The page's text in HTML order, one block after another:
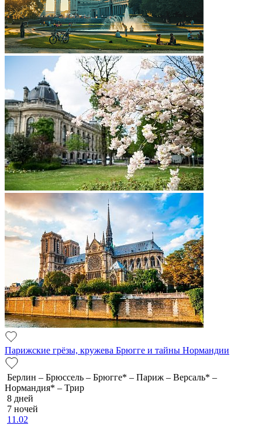
Парижские грёзы, кружева Брюгге и тайны Нормандии
Берлин – Брюссель – Брюгге* – Париж – Версаль* –
Нормандия* – Трир
8 дней
7 ночей
11.02